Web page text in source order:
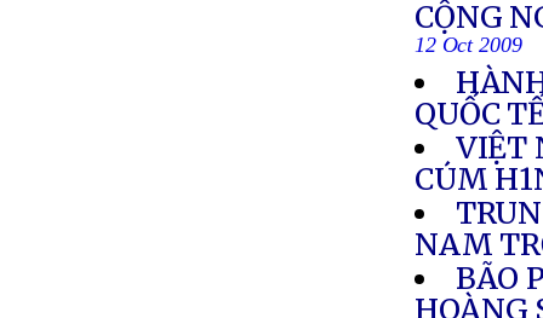
CỘNG
12 Oct 2009
QUỐC
VIỆT
CÚM
NAM
BÃO
HOÀNG